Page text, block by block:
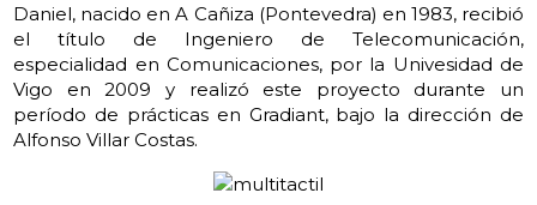
Daniel, nacido en A Cañiza (Pontevedra) en 1983, recibió
el título de Ingeniero de Telecomunicación,
especialidad en Comunicaciones, por la Univesidad de
Vigo en 2009 y realizó este proyecto durante un
período de prácticas en Gradiant, bajo la dirección de
Alfonso Villar Costas.